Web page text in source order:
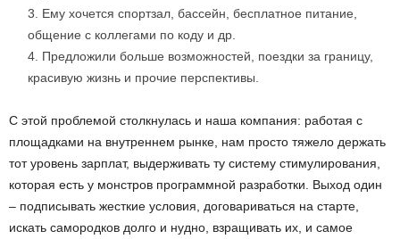
Ему хочется спортзал, бассейн, бесплатное питание,
общение с коллегами по коду и др.
Предложили больше возможностей, поездки за границу,
красивую жизнь и прочие перспективы.
С этой проблемой столкнулась и наша компания: работая с
площадками на внутреннем рынке, нам просто тяжело держать
тот уровень зарплат, выдерживать ту систему стимулирования,
которая есть у монстров программной разработки. Выход один
– подписывать жесткие условия, договариваться на старте,
искать самородков долго и нудно, взращивать их, и самое